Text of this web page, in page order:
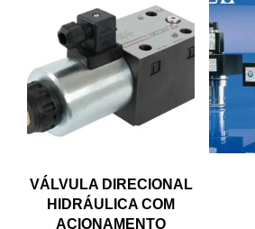
VÁLVULA DIRECIONAL
HIDRÁULICA COM
ACIONAMENTO